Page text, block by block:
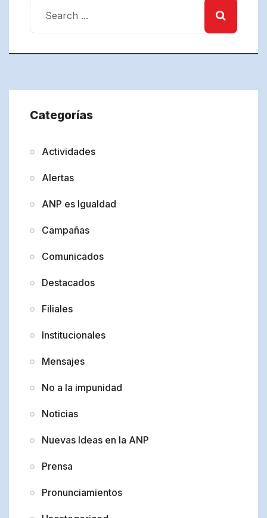
Categorías
Actividades
Alertas
ANP es Igualdad
Campañas
Comunicados
Destacados
Filiales
Institucionales
Mensajes
No a la impunidad
Noticias
Nuevas Ideas en la ANP
Prensa
Pronunciamientos